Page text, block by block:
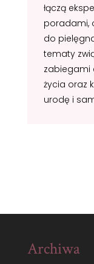
łączą
poradami,
do
tematy
zabiegami
życia oraz
urodę i
Archiwa